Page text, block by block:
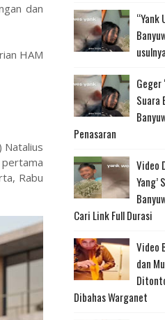
dan
HAM
Natalius
Rabu
“Yank
Geger
Suara
Penasaran
Video
Yang’
Cari Link Full Durasi
Video
dan
Dibahas Warganet